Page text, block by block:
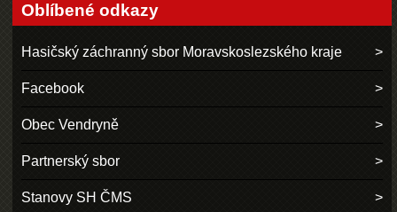
Oblíbené odkazy
Hasičský záchranný sbor Moravskoslezského kraje
Facebook
Obec Vendryně
Partnerský sbor
Stanovy SH ČMS